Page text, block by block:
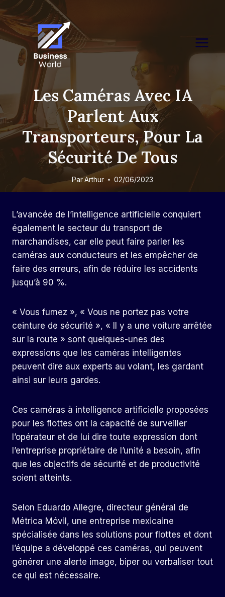
to
content
Les Caméras Avec IA
Parlent Aux
Transporteurs, Pour La
Sécurité De Tous
ParArthur 02/06/2023
L’avancée de l’intelligence artificielle conquiert
également le secteur du transport de
marchandises, car elle peut faire parler les
caméras aux conducteurs et les empêcher de
faire des erreurs, afin de réduire les accidents
jusqu’à 90 %.
« Vous fumez », « Vous ne portez pas votre
ceinture de sécurité », « Il y a une voiture arrêtée
sur la route » sont quelques-unes des
expressions que les caméras intelligentes
peuvent dire aux experts au volant, les gardant
ainsi sur leurs gardes.
Ces caméras à intelligence artificielle proposées
pour les flottes ont la capacité de surveiller
l’opérateur et de lui dire toute expression dont
l’entreprise propriétaire de l’unité a besoin, afin
que les objectifs de sécurité et de productivité
soient atteints.
Selon Eduardo Allegre, directeur général de
Métrica Móvil, une entreprise mexicaine
spécialisée dans les solutions pour flottes et dont
l’équipe a développé ces caméras, qui peuvent
générer une alerte image, biper ou verbaliser tout
ce qui est nécessaire.